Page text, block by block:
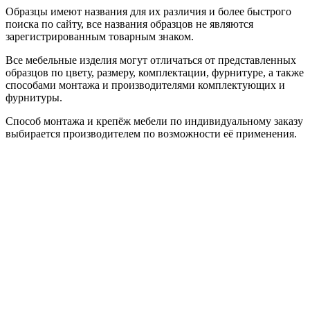
Образцы имеют названия для их различия и более быстрого
поиска по сайту, все названия образцов не являются
зарегистрированным товарным знаком.
Все мебельные изделия могут отличаться от представленных
образцов по цвету, размеру, комплектации, фурнитуре, а также
способами монтажа и производителями комплектующих и
фурнитуры.
Способ монтажа и крепёж мебели по индивидуальному заказу
выбирается производителем по возможности её применения.